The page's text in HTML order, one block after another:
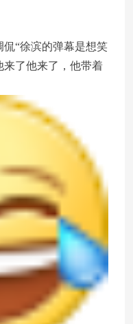
“徐滨的弹幕是想笑
来了他来了，他带着